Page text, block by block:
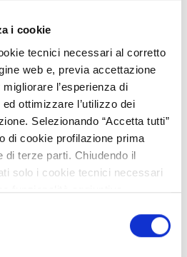
i cookie
tecnici necessari al corretto
web e, previa accettazione
l’esperienza di
ottimizzare l’utilizzo dei
Selezionando “Accetta tutti”
di cookie profilazione prima
di terze parti. Chiudendo il
solo i cookie tecnici necessari
funzionalità aggiuntive
consulta la nostra cookie policy.
it/co
Easy Cinema
Aperto
Pubblicato